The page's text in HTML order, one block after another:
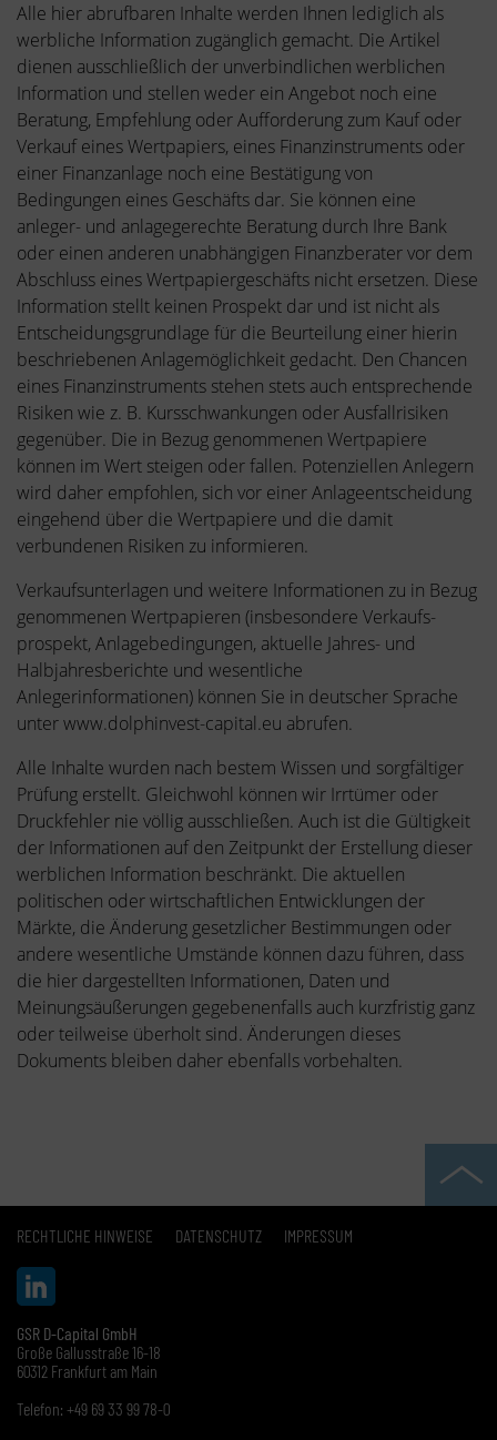
Alle hier abrufbaren Inhalte werden Ihnen lediglich als
werbliche Information zugänglich gemacht. Die Artikel
dienen ausschließlich der unverbindlichen werblichen
Information und stellen weder ein Angebot noch eine
Beratung, Empfehlung oder Aufforderung zum Kauf oder
Verkauf eines Wertpapiers, eines Finanzinstruments oder
einer Finanzanlage noch eine Bestätigung von
Bedingungen eines Geschäfts dar. Sie können eine
anleger- und anlagegerechte Beratung durch Ihre Bank
oder einen anderen unabhängigen Finanzberater vor dem
Abschluss eines Wertpapiergeschäfts nicht ersetzen. Diese
Information stellt keinen Prospekt dar und ist nicht als
Entscheidungsgrundlage für die Beurteilung einer hierin
beschriebenen Anlagemöglichkeit gedacht. Den Chancen
eines Finanzinstruments stehen stets auch entsprechende
Risiken wie z. B. Kursschwankungen oder Ausfallrisiken
gegenüber. Die in Bezug genommenen Wertpapiere
können im Wert steigen oder fallen. Potenziellen Anlegern
wird daher empfohlen, sich vor einer Anlageentscheidung
eingehend über die Wertpapiere und die damit
verbundenen Risiken zu informieren.
Verkaufsunterlagen und weitere Informationen zu in Bezug
genommenen Wertpapieren (insbesondere Verkaufs-
prospekt, Anlagebedingungen, aktuelle Jahres- und
Halbjahresberichte und wesentliche
Anlegerinformationen) können Sie in deutscher Sprache
unter www.dolphinvest-capital.eu abrufen.
Alle Inhalte wurden nach bestem Wissen und sorgfältiger
Prüfung erstellt. Gleichwohl können wir Irrtümer oder
Druckfehler nie völlig ausschließen. Auch ist die Gültigkeit
der Informationen auf den Zeitpunkt der Erstellung dieser
werblichen Information beschränkt. Die aktuellen
politischen oder wirtschaftlichen Entwicklungen der
Märkte, die Änderung gesetzlicher Bestimmungen oder
andere wesentliche Umstände können dazu führen, dass
die hier dargestellten Informationen, Daten und
Meinungsäußerungen gegebenenfalls auch kurzfristig ganz
oder teilweise überholt sind. Änderungen dieses
Dokuments bleiben daher ebenfalls vorbehalten.
RECHTLICHE HINWEISE DATENSCHUTZ IMPRESSUM
GSR D-Capital GmbH
Große Gallusstraße 16-18
60312 Frankfurt am Main
Telefon: +49 69 33 99 78-0